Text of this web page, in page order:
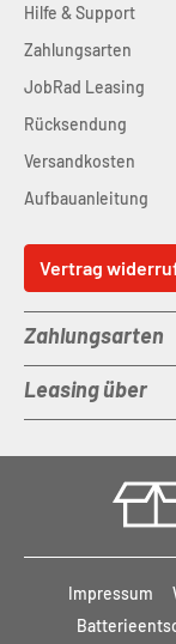
Hilfe & Support
Zahlungsarten
JobRad Leasing
Rücksendung
Versandkosten
Aufbauanleitung
Vertrag
Zahlungsarten
Leasing über
Impressum